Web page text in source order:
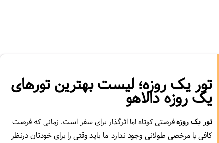
تور یک روزه؛ لیست بهترین تورهای
یک روزه دالاهو
تور یک روزهفرصتی کوتاه اما اثرگذار برای سفر است. زمانی که فرصت
کافی یا مرخصی طولانی وجود ندارد اما باید وقتی را برای خودتان درنظر